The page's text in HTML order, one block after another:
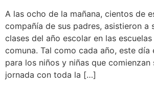
A las ocho de la mañana, cientos de
compañía de sus padres, asistieron a
clases del año escolar en las
comuna. Tal como cada año, este día
para los niños y niñas que comienzan
jornada con toda la […]